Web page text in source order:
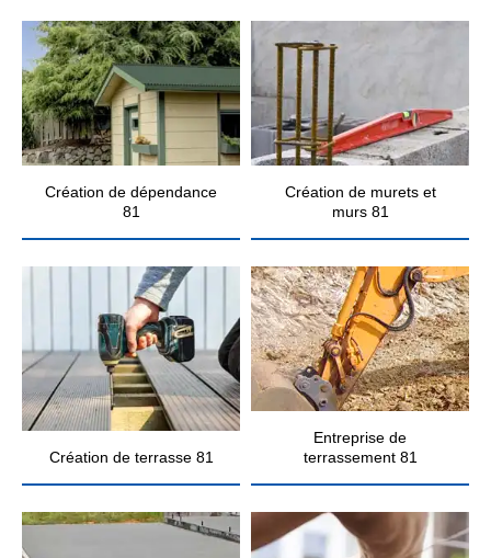
Création de dépendance
81
Création de murets et
murs 81
Création de terrasse 81
Entreprise de
terrassement 81